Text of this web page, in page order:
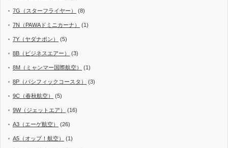
7G（スターフライヤー） (8)
7N（PAWAドミニカーナ） (1)
7Y（ヤダナポン） (5)
8B（ビジネスエアー） (3)
8M（ミャンマー国際航空） (1)
8P（パシフィックコースタ） (3)
9C（春秋航空） (5)
9W（ジェットエア） (16)
A3（エーゲ航空） (26)
A5（オップ！航空） (1)